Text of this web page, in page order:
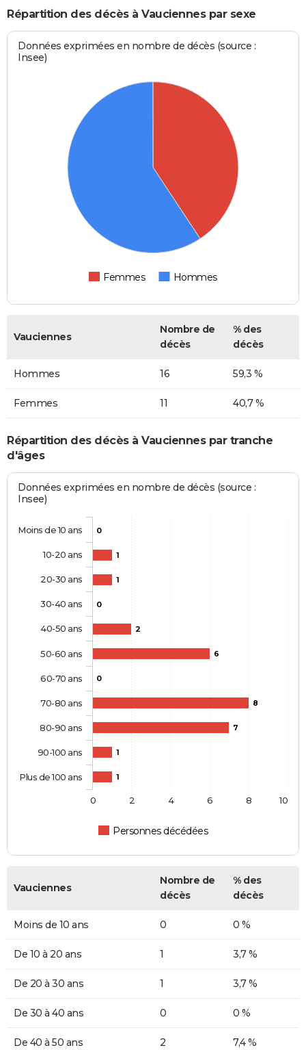
Répartition des décès à Vauciennes par sexe
Données exprimées en nombre de décès (source :
Insee)
Femmes Hommes
Vauciennes
Nombre de
décès
% des
décès
Hommes 16 59,3 %
Femmes 11 40,7 %
Répartition des décès à Vauciennes par tranche
d'âges
Données exprimées en nombre de décès (source :
Insee)
0
1
1
0
2
6
0
8
7
1
1
Personnes décédées
Moins de 10 ans
10-20 ans
20-30 ans
30-40 ans
40-50 ans
50-60 ans
60-70 ans
70-80 ans
80-90 ans
90-100 ans
Plus de 100 ans
0 2 4 6 8 10
Vauciennes
Nombre de
décès
% des
décès
Moins de 10 ans 0 0 %
De 10 à 20 ans 1 3,7 %
De 20 à 30 ans 1 3,7 %
De 30 à 40 ans 0 0 %
De 40 à 50 ans 2 7,4 %